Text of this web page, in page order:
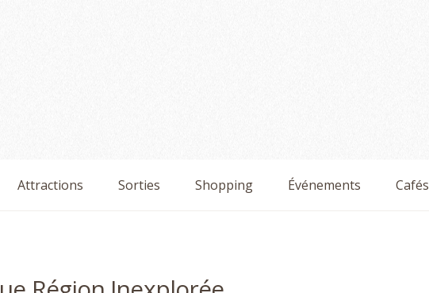
Attractions Sorties Shopping Événements Cafés